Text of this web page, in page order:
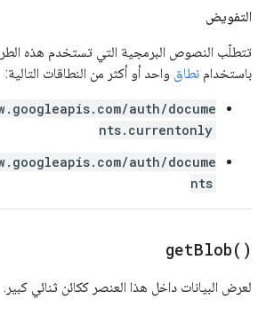
التفويض
تتطلّب النصوص البرمجية التي تستخدم هذه
باستخدام نطاق واحد أو أكثر من النطاقات التالية:
auth/docume
nts.currentonly
auth/docume
nts
getBlob( )
لعرض البيانات داخل هذا العنصر ككائن ثنائي كبير.